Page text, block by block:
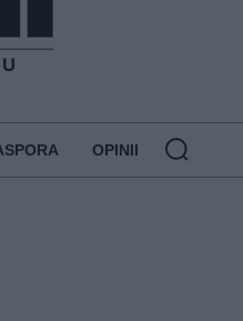
OPINII